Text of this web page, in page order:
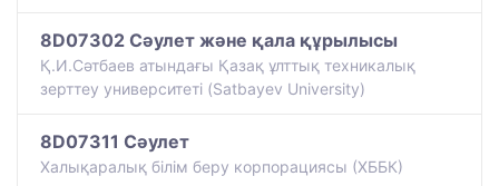
8D07302 Сәулет және қала құрылысы
Қ.И.Сәтбаев атындағы Қазақ ұлттық техникалық
зерттеу университеті (Satbayev University)
8D07311 Сәулет
Халықаралық білім беру корпорациясы (ХББК)